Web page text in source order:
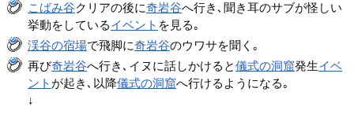
こばみ谷クリアの後に奇岩谷へ行き､聞き耳のサブが怪しい
挙動をしているイベント を見る｡
渓谷の宿場で飛脚に奇岩谷のウワサを聞く｡
再び奇岩谷へ行き､イヌに話しかけると儀式の洞窟発生イベ
ント が起き､以降儀式の洞窟へ行けるようになる｡
↓